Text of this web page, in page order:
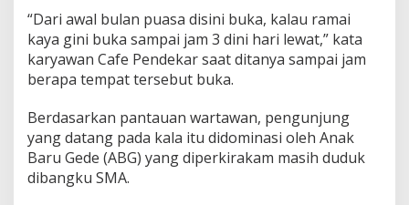
“Dari awal bulan puasa disini buka, kalau ramai
kaya gini buka sampai jam 3 dini hari lewat,” kata
karyawan Cafe Pendekar saat ditanya sampai jam
berapa tempat tersebut buka.
Berdasarkan pantauan wartawan, pengunjung
yang datang pada kala itu didominasi oleh Anak
Baru Gede (ABG) yang diperkirakam masih duduk
dibangku SMA.